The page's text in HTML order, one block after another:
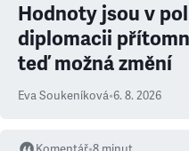
Hodnoty jsou v
diplomacii
teď možná změní
Eva Soukeníková•6. 8. 2026